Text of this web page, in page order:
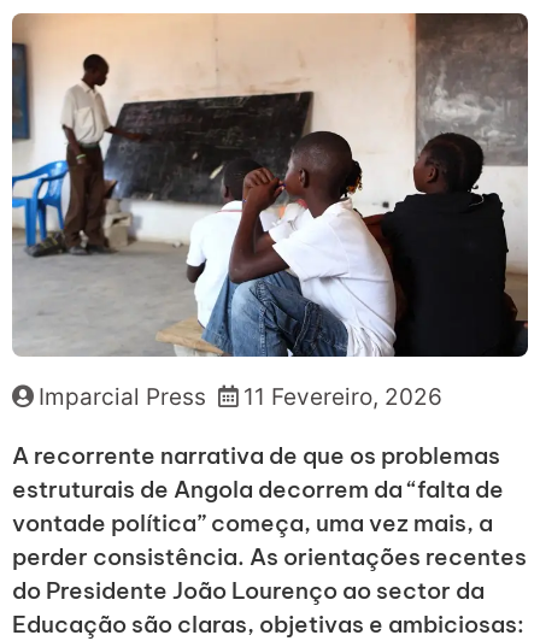
Imparcial Press 11 Fevereiro, 2026
A recorrente narrativa de que os problemas
estruturais de Angola decorrem da “falta de
vontade política” começa, uma vez mais, a
perder consistência. As orientações recentes
do Presidente João Lourenço ao sector da
Educação são claras, objetivas e ambiciosas: